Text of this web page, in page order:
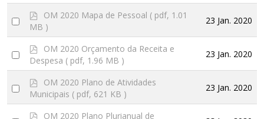
item
Select
item
d
f
OM 2020 Mapa de Pessoal ( pdf, 1.01
MB )
23 Jan. 2020
Select
an
item
d
f
OM 2020 Orçamento da Receita e
Despesa ( pdf, 1.96 MB )
23 Jan. 2020
Select
item
d
f
OM 2020 Plano de Atividades
Municipais ( pdf, 621 KB )
23 Jan. 2020
OM 2020 Plano Plurianual de